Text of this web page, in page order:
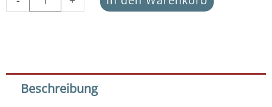
Silber
Beschreibung